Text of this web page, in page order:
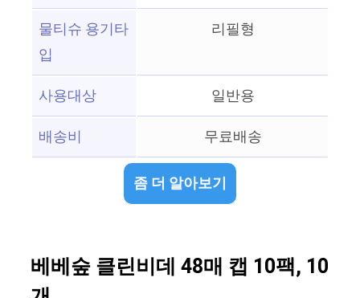
물티슈 용기타
입
리필형
사용대상
일반용
배송비
무료배송
좀 더 알아보기
베베숲 클린비데 48매 캡 10팩, 10